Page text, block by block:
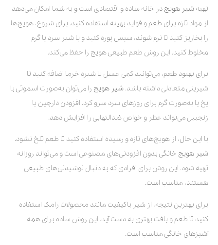
تهیه شیر هویج در خانه ساده و اقتصادی است و به شما امکان می‌دهد
از مواد تازه برای طعم و فواید بهینه استفاده کنید. برای شروع، هویج‌ها
را بخارپز کنید تا نرم شوند، سپس پوره کنید و با شیر سرد یا گرم
مخلوط کنید. این روش طعم طبیعی هویج را حفظ می‌کند.
برای بهبود طعم، می‌توانید کمی عسل یا شیره خرما اضافه کنید تا
شیرینی متعادلی داشته باشد. شیر هویج را می‌توان به‌صورت اسموتی با
یخ یا به‌صورت گرم برای روزهای سرد سرو کرد. افزودن دارچین یا
زنجبیل می‌تواند عطر و خواص ضدالتهابی را افزایش دهد.
با این حال، از هویج‌های تازه و رسیده استفاده کنید تا طعم تلخ نشود.
شیر هویج خانگی بدون افزودنی‌های مصنوعی است و می‌تواند روزانه
تهیه شود. این روش برای افرادی که به دنبال نوشیدنی‌های طبیعی
هستند، مناسب است.
برای بهترین نتیجه، از شیر باکیفیت مانند محصولات رامک استفاده
کنید تا طعم و بافت بهتری به دست آید. این روش ساده برای همه
آشپزهای خانگی مناسب است.